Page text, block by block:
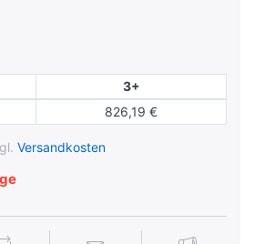
3+
826,19 €
Versandkosten